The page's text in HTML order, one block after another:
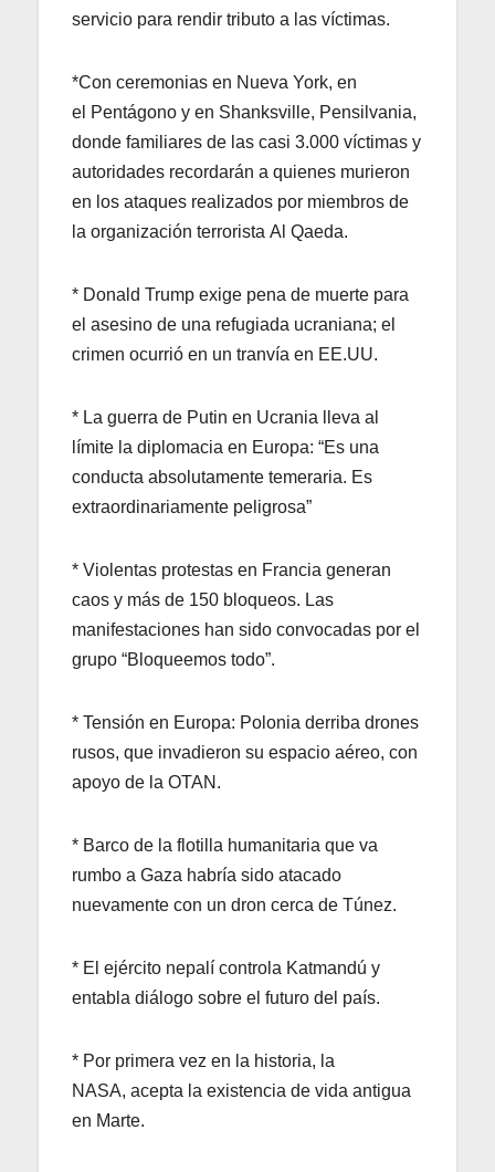
servicio para rendir tributo a las víctimas.
*Con ceremonias en Nueva York, en
el Pentágono y en Shanksville, Pensilvania,
donde familiares de las casi 3.000 víctimas y
autoridades recordarán a quienes murieron
en los ataques realizados por miembros de
la organización terrorista Al Qaeda.
* Donald Trump exige pena de muerte para
el asesino de una refugiada ucraniana; el
crimen ocurrió en un tranvía en EE.UU.
* La guerra de Putin en Ucrania lleva al
límite la diplomacia en Europa: “Es una
conducta absolutamente temeraria. Es
extraordinariamente peligrosa”
* Violentas protestas en Francia generan
caos y más de 150 bloqueos. Las
manifestaciones han sido convocadas por el
grupo “Bloqueemos todo”.
* Tensión en Europa: Polonia derriba drones
rusos, que invadieron su espacio aéreo, con
apoyo de la OTAN.
* Barco de la flotilla humanitaria que va
rumbo a Gaza habría sido atacado
nuevamente con un dron cerca de Túnez.
* El ejército nepalí controla Katmandú y
entabla diálogo sobre el futuro del país.
* Por primera vez en la historia, la
NASA, acepta la existencia de vida antigua
en Marte.